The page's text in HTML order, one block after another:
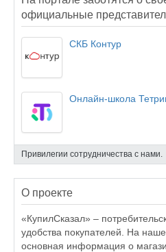
официальные
СКБ Контур
Онлайн-школа
Привилегии сотрудничества с нами.
О проекте
«КупилСказал» –
удобства покупателей. На
основная информация о